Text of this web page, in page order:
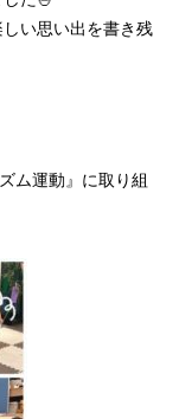
い思い出を書き残
ム運動』に取り組